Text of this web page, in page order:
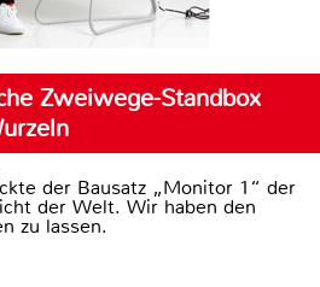
Zweiwege-Standbox
der Bausatz „Monitor 1“ der
der Welt. Wir haben den
zu lassen.